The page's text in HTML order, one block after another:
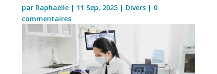
par Raphaëlle| 11 Sep, 2025| Divers| 0
commentaires